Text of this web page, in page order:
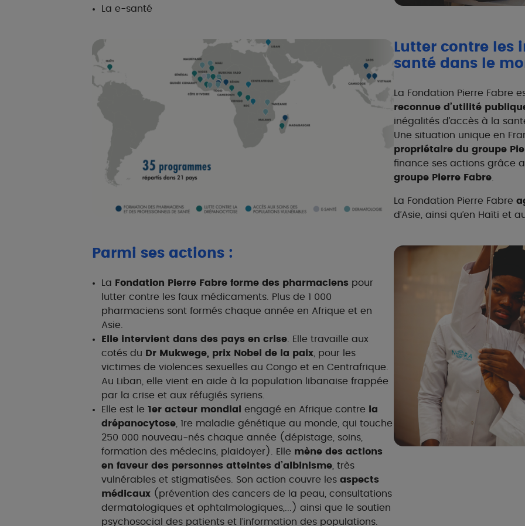
La e-santé
Lutter contre les
santé dans le
La Fondation Pierre Fabre
reconnue d’utilité
inégalités d’accès à la
Une situation unique en
propriétaire du groupe
finance ses actions grâce
groupe Pierre Fabre
La Fondation Pierre Fabre
d’Asie, ainsi qu’en Haïti et
Parmi ses actions :
La Fondation Pierre Fabre forme des pharmaciens pour
lutter contre les faux médicaments. Plus de 1 000
pharmaciens sont formés chaque année en Afrique et en
Asie.
Elle intervient dans des pays en crise . Elle travaille aux
cotés du
Dr Mukwege, prix Nobel de la paix , pour les
victimes de violences sexuelles au Congo et en Centrafrique.
Au Liban, elle vient en aide à la population libanaise frappée
par la crise et aux réfugiés syriens.
Elle est le 1er acteur mondial engagé en Afrique contre
la
drépanocytose , 1re maladie génétique au monde, qui touche
250 000 nouveau-nés chaque année (dépistage, soins,
formation des médecins, plaidoyer). Elle mène des actions
en faveur des personnes atteintes d’albinisme , très
vulnérables et stigmatisées. Son action couvre les aspects
médicaux (prévention des cancers de la peau, consultations
dermatologiques et ophtalmologiques,...) ainsi que le soutien
psychosocial des patients et l’information des populations.